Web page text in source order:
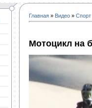
Главная » Видео » Спорт
Мотоцикл на